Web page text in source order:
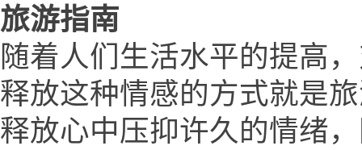
旅游指南
随着人们生活水平的提高
释放这种情感的方式就是
释放心中压抑许久的情绪